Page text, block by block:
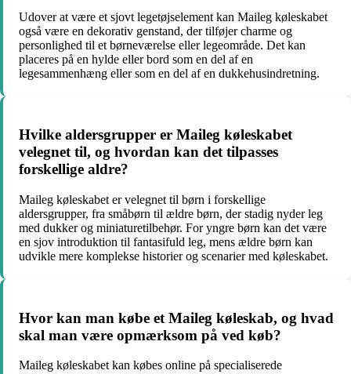
Udover at være et sjovt legetøjselement kan Maileg køleskabet
også være en dekorativ genstand, der tilføjer charme og
personlighed til et børneværelse eller legeområde. Det kan
placeres på en hylde eller bord som en del af en
legesammenhæng eller som en del af en dukkehusindretning.
Hvilke aldersgrupper er Maileg køleskabet
velegnet til, og hvordan kan det tilpasses
forskellige aldre?
Maileg køleskabet er velegnet til børn i forskellige
aldersgrupper, fra småbørn til ældre børn, der stadig nyder leg
med dukker og miniaturetilbehør. For yngre børn kan det være
en sjov introduktion til fantasifuld leg, mens ældre børn kan
udvikle mere komplekse historier og scenarier med køleskabet.
Hvor kan man købe et Maileg køleskab, og hvad
skal man være opmærksom på ved køb?
Maileg køleskabet kan købes online på specialiserede